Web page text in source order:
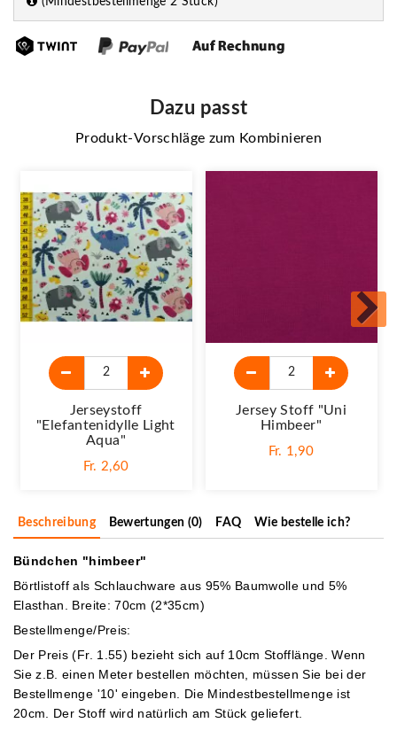
Dazu passt
Produkt-Vorschläge zum Kombinieren
Jerseystoff
"Elefantenidylle Light
Aqua"
Fr. 2,60
Jersey Stoff "Uni
Himbeer"
Fr. 1,90
Beschreibung Bewertungen (0) FAQ Wie bestelle ich?
Bündchen "himbeer"
Börtlistoff als Schlauchware aus 95% Baumwolle und 5%
Elasthan. Breite: 70cm (2*35cm)
Bestellmenge/Preis:
Der Preis (Fr. 1.55) bezieht sich auf 10cm Stofflänge. Wenn
Sie z.B. einen Meter bestellen möchten, müssen Sie bei der
Bestellmenge '10' eingeben. Die Mindestbestellmenge ist
20cm. Der Stoff wird natürlich am Stück geliefert.